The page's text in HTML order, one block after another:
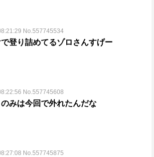
No.557745534
登り詰めてるゾロさんすげー
No.557745608
みは今回で外れたんだな
No.557745875